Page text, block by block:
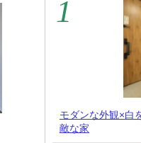
モダンな外観×白
敵な家